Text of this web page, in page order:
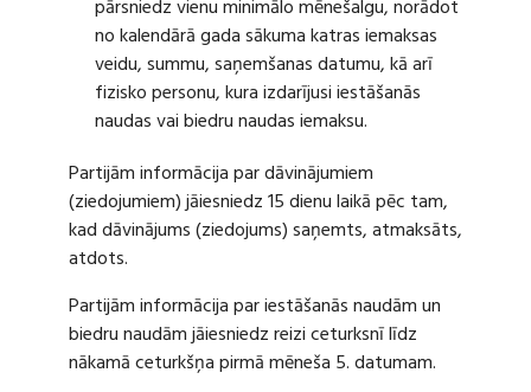
pārsniedz vienu minimālo mēnešalgu, norādot
no kalendārā gada sākuma katras iemaksas
veidu, summu, saņemšanas datumu, kā arī
fizisko personu, kura izdarījusi iestāšanās
naudas vai biedru naudas iemaksu.
Partijām informācija par dāvinājumiem
(ziedojumiem) jāiesniedz 15 dienu laikā pēc tam,
kad dāvinājums (ziedojums) saņemts, atmaksāts,
atdots.
Partijām informācija par iestāšanās naudām un
biedru naudām jāiesniedz reizi ceturksnī līdz
nākamā ceturkšņa pirmā mēneša 5. datumam.